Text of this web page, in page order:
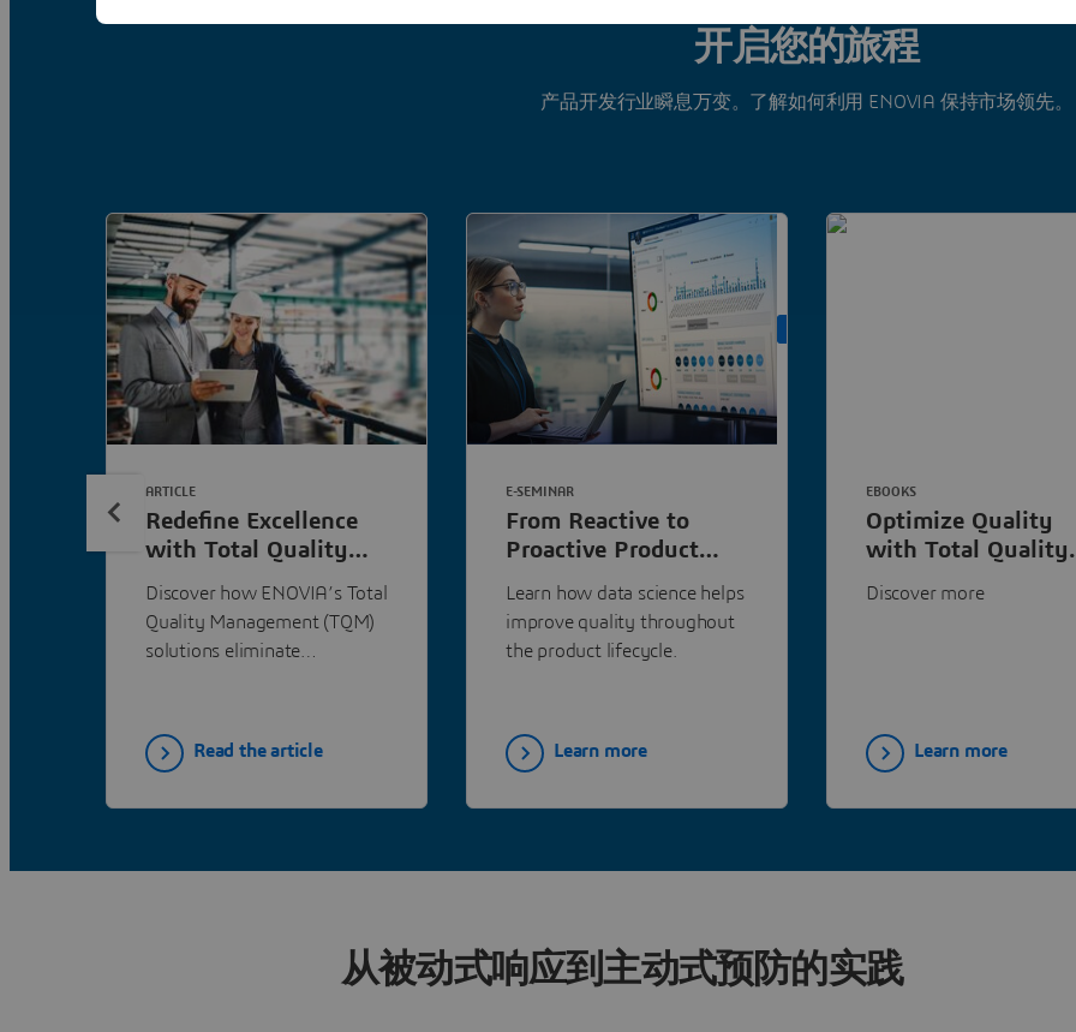
开启您的旅程
产品开发行业瞬息万变。了解如何利用 ENOVIA 保持市场领先。
Redefine Excellence
with Total Quality
Discover how ENOVIA’s Total
Quality Management (TQM)
solutions eliminate
proactive quality to every
stage of the product lifecycle.
ARTICLE
Read the article
From Reactive to
Proactive Product
Systèmes
Learn how data science helps
improve quality throughout
the product lifecycle.
E-SEMINAR
Learn more
Optimize Quality
with Total Quality
Discover more
EBOOKS
Learn more
从被动式响应到主动式预防的实践